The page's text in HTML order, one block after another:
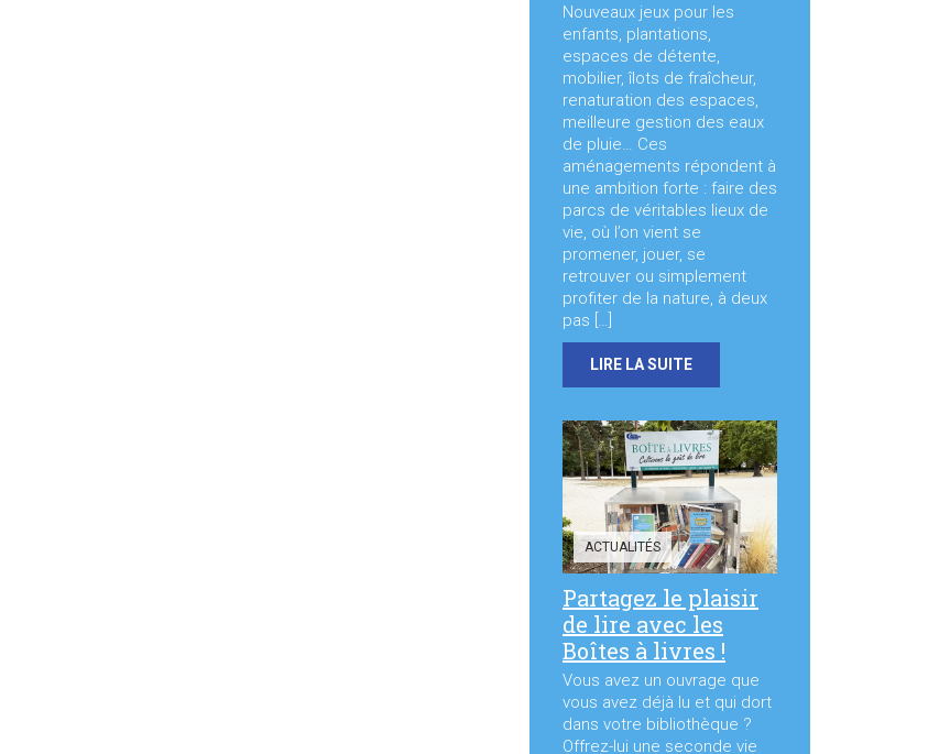
Nouveaux jeux pour les
enfants, plantations,
espaces de détente,
mobilier, îlots de fraîcheur,
renaturation des espaces,
meilleure gestion des eaux
de pluie… Ces
aménagements répondent à
une ambition forte : faire des
parcs de véritables lieux de
vie, où l’on vient se
promener, jouer, se
retrouver ou simplement
profiter de la nature, à deux
pas […]
LIRE LA SUITE
ACTUALITÉS
Partagez le plaisir
de lire avec les
Boîtes à livres !
Vous avez un ouvrage que
vous avez déjà lu et qui dort
dans votre bibliothèque ?
Offrez-lui une seconde vie